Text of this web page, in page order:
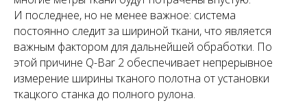
И последнее, но не менее важное: система
постоянно следит за шириной ткани, что является
важным фактором для дальнейшей обработки. По
этой причине Q-Bar 2 обеспечивает непрерывное
измерение ширины тканого полотна от установки
ткацкого станка до полного рулона.